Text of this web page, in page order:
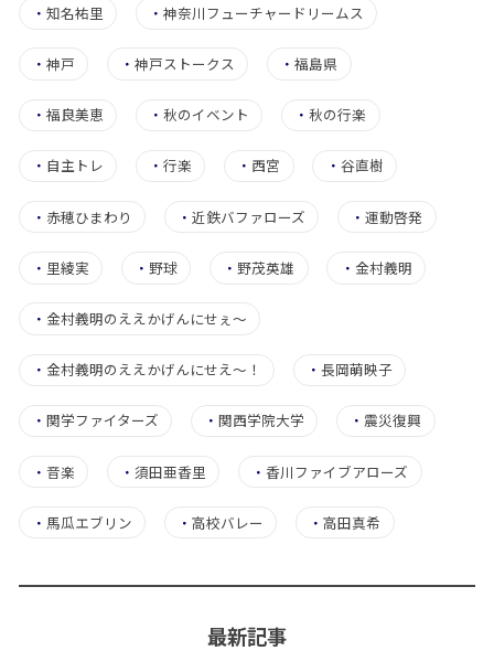
・ 知名祐里 ・神奈川フューチャードリームス
・ 神戸 ・神戸ストークス ・福島県
・ 福良美恵 ・秋のイベント ・秋の行楽
・ 自主トレ ・行楽 ・ 西宮 ・ 谷直樹
・ 赤穂ひまわり ・近鉄バファローズ ・運動啓発
・ 里綾実 ・野球 ・野茂英雄 ・ 金村義明
・ 金村義明のええかげんにせぇ〜
・ 金村義明のええかげんにせえ～！ ・長岡萌映子
・ 関学ファイターズ ・関西学院大学 ・ 震災復興
・ 音楽 ・須田亜香里 ・ 香川ファイブアローズ
・ 馬瓜エブリン ・高校バレー ・高田真希
最新記事